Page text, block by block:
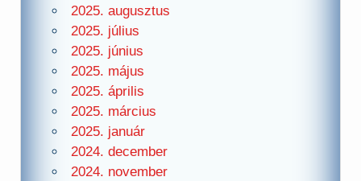
2025. augusztus
2025. július
2025. június
2025. május
2025. április
2025. március
2025. január
2024. december
2024. november